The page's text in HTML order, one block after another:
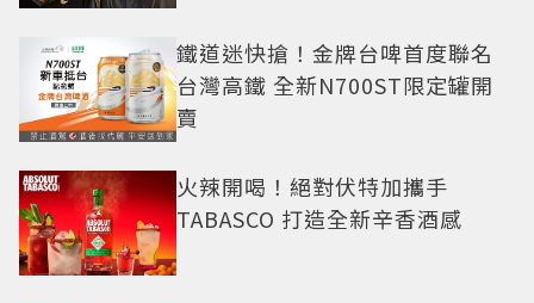
鐵道迷快搶！金牌台啤首度聯名
台灣高鐵 全新N700ST限定罐開
賣
火辣開喝！絕對伏特加攜手
TABASCO 打造全新辛香酒感